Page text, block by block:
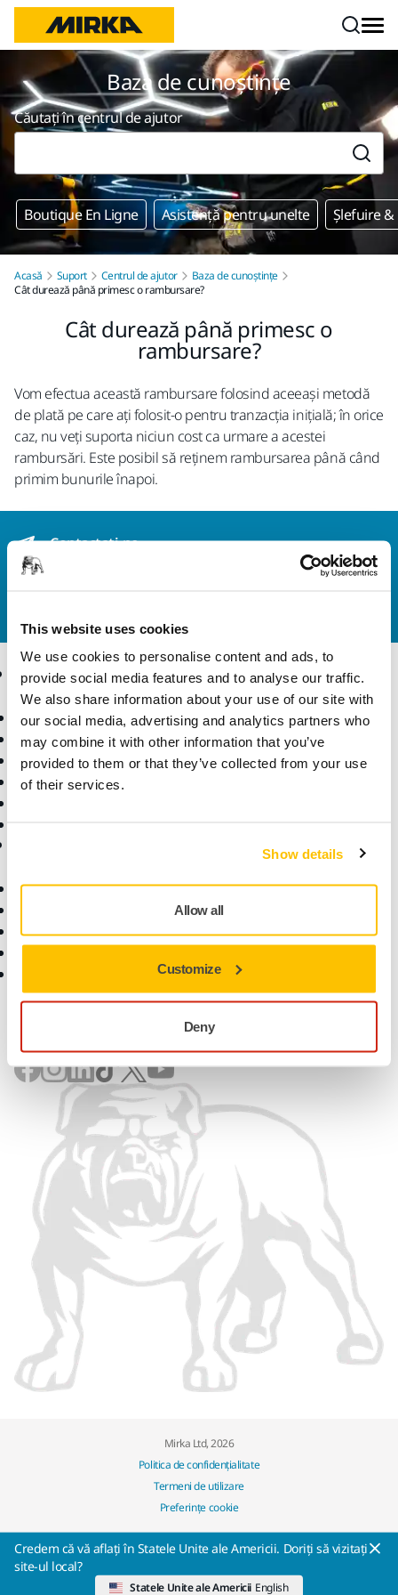
This website uses cookies
We use cookies to personalise content and ads, to
provide social media features and to analyse our traffic.
We also share information about your use of our site with
our social media, advertising and analytics partners who
may combine it with other information that you’ve
provided to them or that they’ve collected from your use
of their services.
Show details
Allow all
Customize
Deny
Baza de cunoștințe
Căutați în centrul de ajutor
Boutique En Ligne Asistență pentru unelte Șlefuire
Acasă Suport Centrul de ajutor
Baza de cunoștințe
Cât durează până primesc o rambursare?
Cât durează până primesc o
rambursare?
Vom efectua această rambursare folosind aceeași metodă
de plată pe care ați folosit-o pentru tranzacția inițială; în orice
caz, nu veți suporta niciun cost ca urmare a acestei
rambursări. Este posibil să reținem rambursarea până când
primim bunurile înapoi.
Contactaţi-ne
Vă rugăm să ne contactați
Produse
Scule electrice
Șlefuire fără praf
Abrazivi și compuși
Accesorii și consumabile
Expertiză
Industrii
Aplicații
Soluții
Descărcări
Serviciu clienți
Centrul de ajutor
Companie
Despre noi
Contactaţi-ne
Newsletter
Carieră
Pentru Media
Mirka Ltd, 2026
Politica de confidențialitate
Termeni de utilizare
Preferințe cookie
Credem că vă aflați în Statele Unite ale Americii. Doriți să vizitați
site-ul local?
Statele Unite ale Americii English